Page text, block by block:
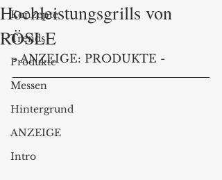
Konzepte
Trends
Produkte
Messen
Hintergrund
ANZEIGE
Intro
Hochleistungsgrills von
RÖSLE
- ANZEIGE: PRODUKTE -